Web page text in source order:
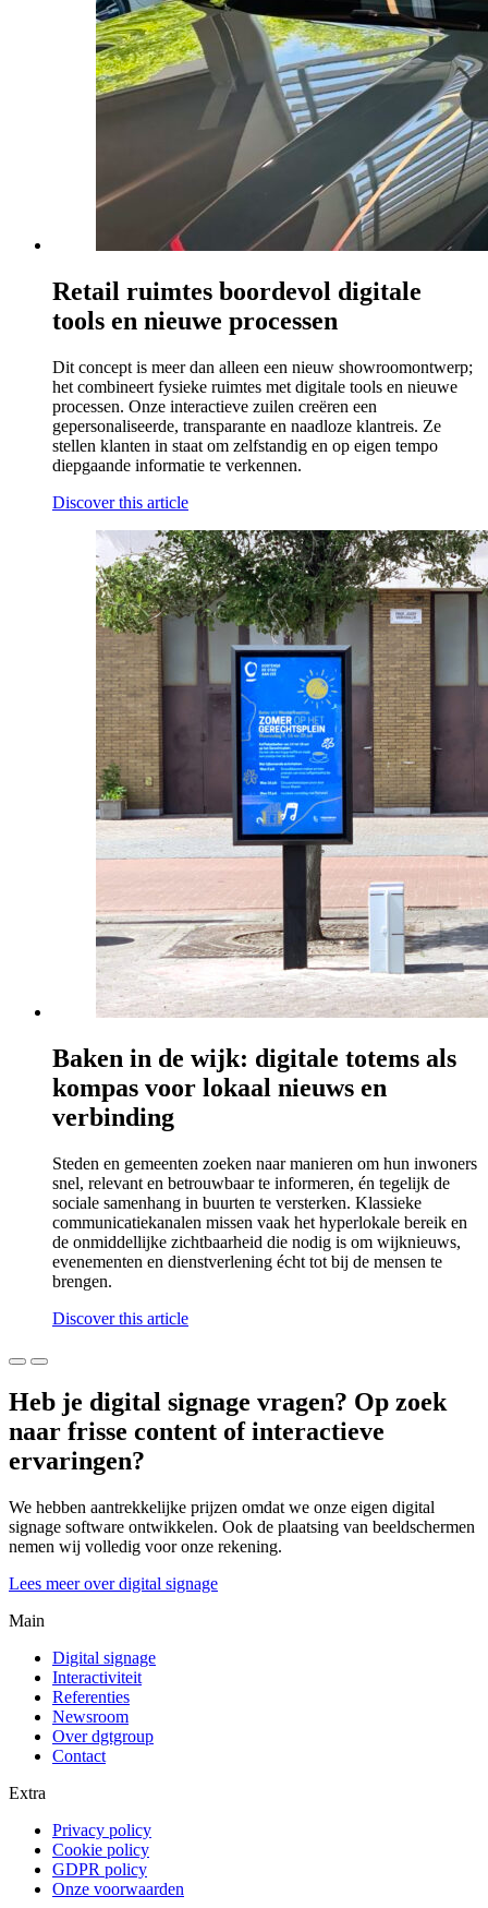
Retail ruimtes boordevol digitale
tools en nieuwe processen
Dit concept is meer dan alleen een nieuw showroomontwerp;
het combineert fysieke ruimtes met digitale tools en nieuwe
processen. Onze interactieve zuilen creëren een
gepersonaliseerde, transparante en naadloze klantreis. Ze
stellen klanten in staat om zelfstandig en op eigen tempo
diepgaande informatie te verkennen.
Discover this article
Baken in de wijk: digitale totems als
kompas voor lokaal nieuws en
verbinding
Steden en gemeenten zoeken naar manieren om hun inwoners
snel, relevant en betrouwbaar te informeren, én tegelijk de
sociale samenhang in buurten te versterken. Klassieke
communicatiekanalen missen vaak het hyperlokale bereik en
de onmiddellijke zichtbaarheid die nodig is om wijknieuws,
evenementen en dienstverlening écht tot bij de mensen te
brengen.
Discover this article
Heb je digital signage vragen? Op zoek
naar frisse content of interactieve
ervaringen?
We hebben aantrekkelijke prijzen omdat we onze eigen digital
signage software ontwikkelen. Ook de plaatsing van beeldschermen
nemen wij volledig voor onze rekening.
Lees meer over digital signage
Main
Digital signage
Interactiviteit
Referenties
Newsroom
Over dgtgroup
Contact
Extra
Privacy policy
Cookie policy
GDPR policy
Onze voorwaarden